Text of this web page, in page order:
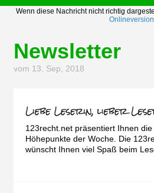
Wenn diese Nachricht nicht richtig
Newsletter
vom 13. Sep, 2018
123recht.net präsentiert Ihnen
Höhepunkte der Woche. Die
wünscht Ihnen viel Spaß beim